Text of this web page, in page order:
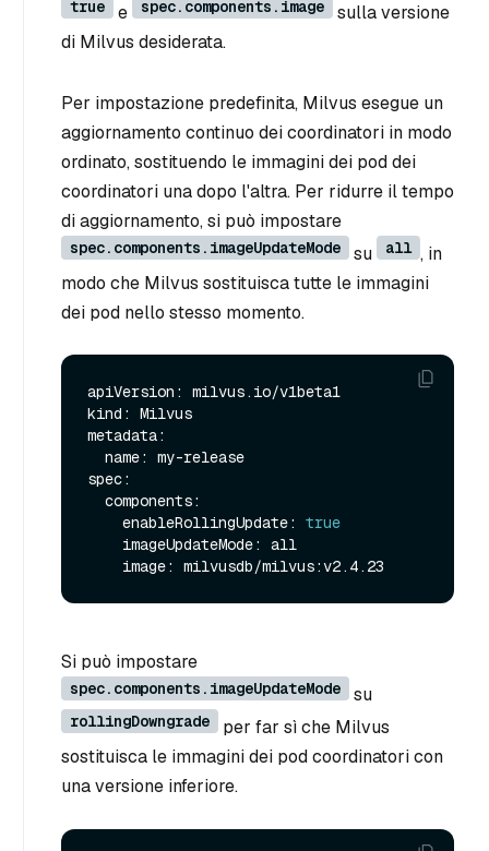
true e spec.components.image
sulla versione
di Milvus desiderata.
Per impostazione predefinita, Milvus esegue un
aggiornamento continuo dei coordinatori in modo
ordinato, sostituendo le immagini dei pod dei
coordinatori una dopo l'altra. Per ridurre il tempo
di aggiornamento, si può impostare
spec.components.imageUpdateMode su all , in
modo che Milvus sostituisca tutte le immagini
dei pod nello stesso momento.
apiVersion: milvus.io/v1beta1
kind: Milvus
metadata:
spec:
    enableRollingUpdate:
true
Si può impostare
spec.components.imageUpdateMode su
rollingDowngrade
per far sì che Milvus
sostituisca le immagini dei pod coordinatori con
una versione inferiore.